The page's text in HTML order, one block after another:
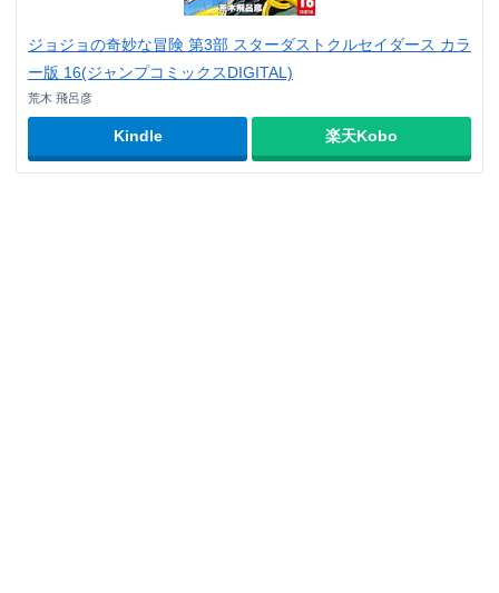
ジョジョの奇妙な冒険 第3部 スターダストクルセイダース カラ
ー版 16(ジャンプコミックスDIGITAL)
荒木 飛呂彦
Kindle 楽天Kobo